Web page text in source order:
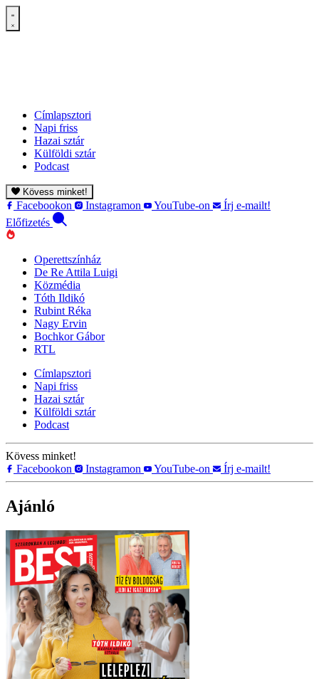
Címlapsztori
Napi friss
Hazai sztár
Külföldi sztár
Podcast
Kövess minket!
Facebookon Instagramon YouTube-on
Írj e-mailt!
Előfizetés
Operettszínház
De Re Attila Luigi
Közmédia
Tóth Ildikó
Rubint Réka
Nagy Ervin
Bochkor Gábor
RTL
Címlapsztori
Napi friss
Hazai sztár
Külföldi sztár
Podcast
Kövess minket!
Facebookon
Instagramon YouTube-on Írj e-mailt!
Ajánló